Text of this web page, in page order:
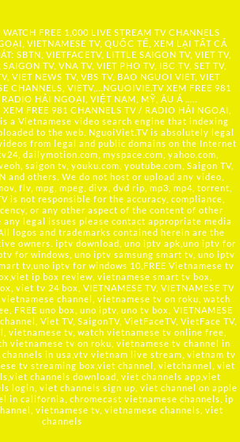
FREE 1,000 LIVE STREAM TV CHANNELS
VIETNAMESE TV, QUỐC TẾ, XEM LẠI TẤT CẢ
SBTN, VIETFACETV, LITTLE SAIGON TV, VIET TV,
TV, VNA TV, VIET PHO TV, IBC TV, SET TV,
VIET NEWS TV, VBS TV, BAO NGUOI VIET, VIET
CHANNELS, VIETV,... NGUOIVIE.TV XEM FREE 981
HẢI NGOẠI, VIỆT NAM, MỸ, ÂU Á …..
FREE 981 CHANNELS TV / RADIO HẢI NGOẠI,
a Vietnamese video search engine that indexing
to the web. NguoiViet.TV is absolutely legal
from legal and public domains on the Internet
dailymotion.com, myspace.com, yahoo.com,
saigon tv, youku.com, youtube.com, Saigon TV,
and others. We do not host or upload any video,
flv, mpg, mpeg, divx, dvd rip, mp3, mp4, torrent,
is not responsible for the accuracy, compliance,
or any other aspect of the content of other
legal issues please contact appropriate media
logos and trademarks contained herein are the
owners. iptv download, uno iptv apk,uno iptv for
for windows, uno iptv samsung smart tv, uno iptv
tv,uno iptv for windows 10,FREE Vietnamese tv
ip box review, vietnamese smart tv box,
viet tv 24 box, VIETNAMESE TV, VIETNAMESE TV
channel, vietnamese tv on roku, watch
FREE uno box, uno iptv, uno tv box, VIETNAMESE
Viet TV, SaigonTV, VietFaceTV, VietFace TV,
vietnamese tv, watch vietnamese tv online free,
vietnamese tv on roku, vietnamese tv channel in
in usa,vtv vietnam live stream, vietnam tv
tv streaming box,viet channel, vietchannel, viet
channels download, viet channels app,viet
login, viet channels sign up, viet channel on apple
in california, chromecast vietnamese channels, ip
vietnamese tv, vietnamese channels, viet
channels